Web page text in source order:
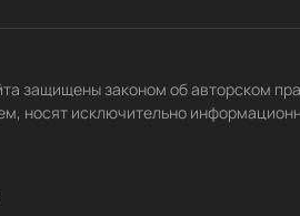
защищены законом об авторском
носят исключительно